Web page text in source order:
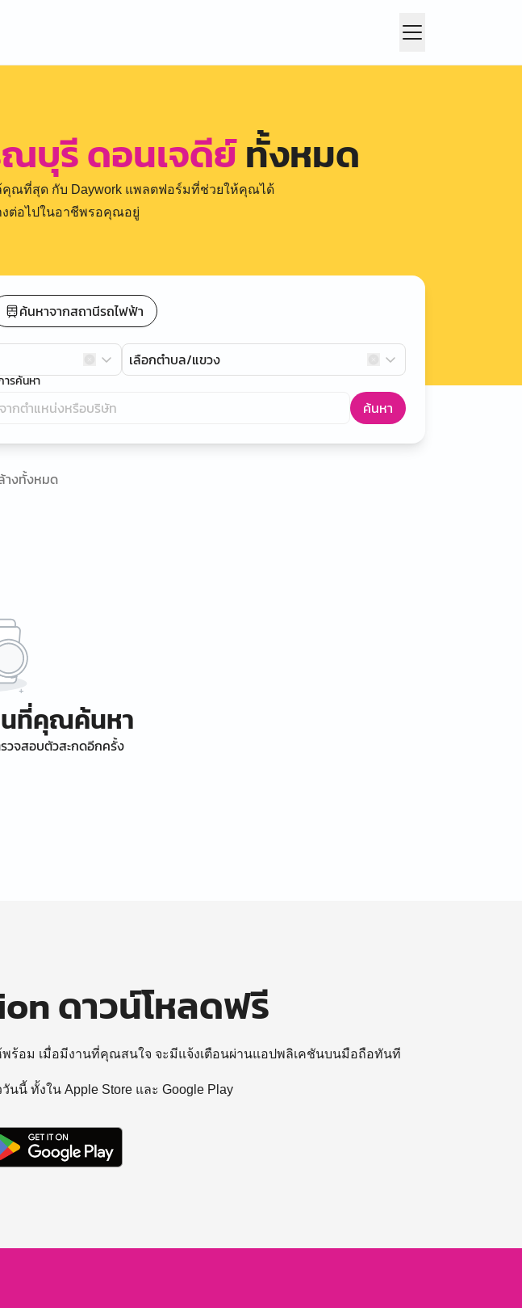
บุรี ดอนเจดีย์ทั้งหมด
ณที่สุด กับ Daywork แพลตฟอร์มที่ช่วยให้คุณได้
งต่อไปในอาชีพรอคุณอยู่
ค้นหาจากสถานีรถไฟฟ้า
เลือกตำบล/แขวง
รค้นหา
ค้นหา
างทั้งหมด
นที่คุณค้นหา
วจสอบตัวสะกดอีกครั้ง
ดาวน์โหลดฟรี
พร้อม เมื่อมีงานที่คุณสนใจ จะมีแจ้งเตือนผ่านแอปพลิเคชันบนมือถือทันที
นนี้ ทั้งใน Apple Store และ Google Play